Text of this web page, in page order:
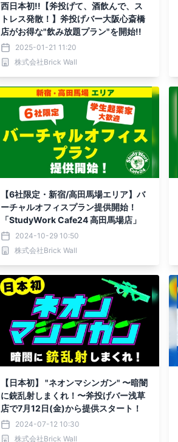
西日本初!!【斧投げて、酒飲んで、ス
トレス発散！】斧投げバー大阪心斎橋
店がお得な"飲み放題プラン"を開始!!
2025-01-21 11:20
株式会社Brick Wall
【6社限定・新宿/高田馬場エリア】バ
ーチャルオフィスプラン提供開始！
「StudyWork Cafe24 高田馬場店」
2024-10-29 10:50
株式会社Brick Wall
【日本初】 "ネオンマシンガン" 〜暗闇
に銃乱射しまくれ！〜斧投げバー浅草
店で7月12日(金)から提供スタート！
2024-07-12 10:30
株式会社Brick Wall